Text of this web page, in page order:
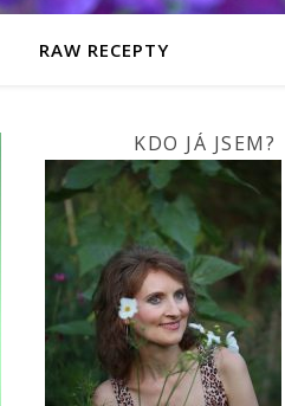
RAW RECEPTY
KDO JÁ JSEM?